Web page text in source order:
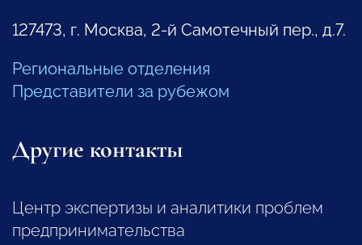
127473, г. Москва, 2-й Самотечный пер., д.7.
Региональные отделения
Представители за рубежом
Другие контакты
Центр экспертизы и аналитики проблем
предпринимательства